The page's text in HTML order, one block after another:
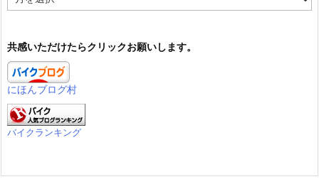
ー
ブ
共感いただけたらクリックお願いします。
にほんブログ村
バイクランキング